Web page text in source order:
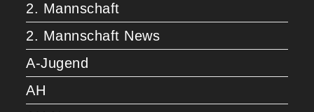
2. Mannschaft
2. Mannschaft News
A-Jugend
AH